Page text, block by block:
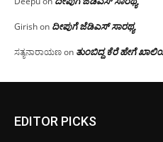
Girishon ದೀಪುಗೆ ಜೆಡಿಎಸ್ ಸಾರಥ್ಯ
ಸತ್ಯನಾರಾಯಣon ತುಂಬಿದ್ದ ಕೆರೆ ಹೇಗೆ
EDITOR PICKS